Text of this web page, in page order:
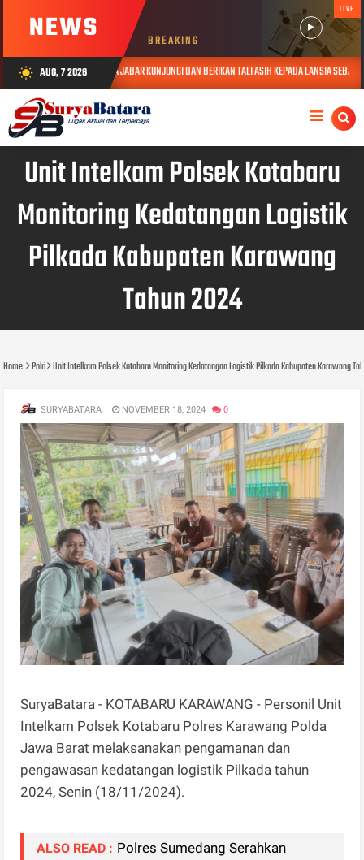
NEWS BREAKING
LIVE
wb_sunny AUG, 7 2026
POLDA JABAR KUNJUNGI DAN BERIKAN TALI ASIH KEPADA LANSIA SEBATANG KARA DI
Unit Intelkam Polsek Kotabaru
Monitoring Kedatangan Logistik
Pilkada Kabupaten Karawang
Tahun 2024
Home Polri Unit Intelkam Polsek Kotabaru Monitoring Kedatangan Logistik Pilkada Kabupaten Karawang
SURYABATARA NOVEMBER 18, 2024 0
SuryaBatara - KOTABARU KARAWANG - Personil Unit
Intelkam Polsek Kotabaru Polres Karawang Polda
Jawa Barat melaksanakan pengamanan dan
pengawasan kedatangan logistik Pilkada tahun
2024, Senin (18/11/2024).
ALSO READ : Polres Sumedang Serahkan